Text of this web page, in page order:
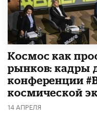
Космос как
рынков: кадры
конференции
космической
14 АПРЕЛЯ